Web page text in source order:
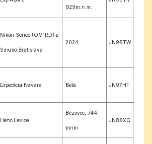
929m.n.m.
Nikon Senec (OM1RD) a
Smuko Bratislava
2024 JN98TW
Expedicia Navara Bela JN97HT
Heno Levice
Bezovec, 744
mnm
JN88XQ